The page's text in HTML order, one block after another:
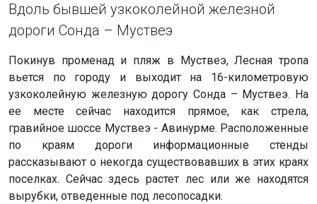
Вдоль бывшей узкоколейной железной
дороги Сонда – Муствеэ
Покинув променад и пляж в Муствеэ, Лесная тропа
вьется по городу и выходит на 16-километровую
узкоколейную железную дорогу Сонда – Муствеэ. На
ее месте сейчас находится прямое, как стрела,
гравийное шоссе Муствеэ - Авинурме. Расположенные
по краям дороги информационные стенды
рассказывают о некогда существовавших в этих краях
поселках. Сейчас здесь растет лес или же находятся
вырубки, отведенные под лесопосадки.